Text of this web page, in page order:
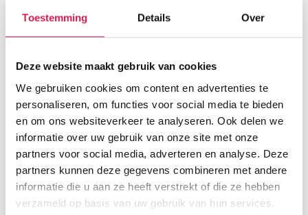
Toestemming Details Over
Deze website maakt gebruik van cookies
We gebruiken cookies om content en advertenties te
personaliseren, om functies voor social media te bieden
en om ons websiteverkeer te analyseren. Ook delen we
informatie over uw gebruik van onze site met onze
partners voor social media, adverteren en analyse. Deze
partners kunnen deze gegevens combineren met andere
informatie die u aan ze heeft verstrekt of die ze hebben
verzameld op basis van uw gebruik van hun services.